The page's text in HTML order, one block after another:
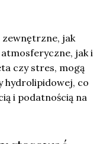
zewnętrzne, jak
jak i
czy stres, mogą
hydrolipidowej, co
i podatnością na